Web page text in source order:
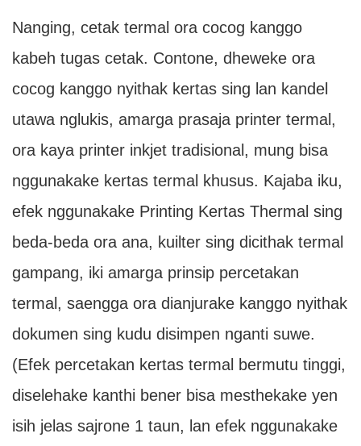
Nanging, cetak termal ora cocog kanggo
kabeh tugas cetak. Contone, dheweke ora
cocog kanggo nyithak kertas sing lan kandel
utawa nglukis, amarga prasaja printer termal,
ora kaya printer inkjet tradisional, mung bisa
nggunakake kertas termal khusus. Kajaba iku,
efek nggunakake Printing Kertas Thermal sing
beda-beda ora ana, kuilter sing dicithak termal
gampang, iki amarga prinsip percetakan
termal, saengga ora dianjurake kanggo nyithak
dokumen sing kudu disimpen nganti suwe.
(Efek percetakan kertas termal bermutu tinggi,
diselehake kanthi bener bisa mesthekake yen
isih jelas sajrone 1 taun, lan efek nggunakake